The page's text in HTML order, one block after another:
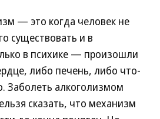
— это когда человек не
существовать и в
в психике — произошли
либо печень, либо что-
Заболеть алкоголизмом
сказать, что механизм